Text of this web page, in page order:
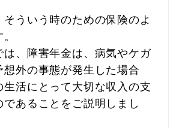
ういう時のための保険のよ
は、障害年金は、病気やケガ
想外の事態が発生した場合
生活にとって大切な収入の支
であることをご説明しまし